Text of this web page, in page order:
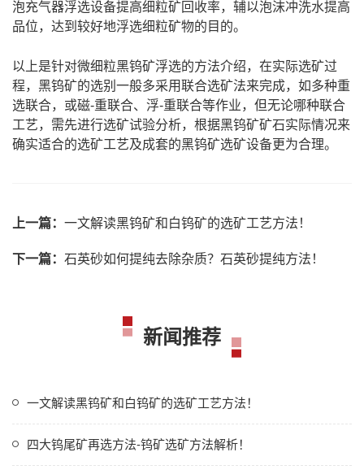
泡充气器浮选设备提高细粒矿回收率，辅以泡沫冲洗水提高
品位，达到较好地浮选细粒矿物的目的。
以上是针对微细粒黑钨矿浮选的方法介绍，在实际选矿过
程，黑钨矿的选别一般多采用联合选矿法来完成，如多种重
选联合，或磁-重联合、浮-重联合等作业，但无论哪种联合
工艺，需先进行选矿试验分析，根据黑钨矿矿石实际情况来
确实适合的选矿工艺及成套的黑钨矿选矿设备更为合理。
上一篇： 一文解读黑钨矿和白钨矿的选矿工艺方法！
下一篇： 石英砂如何提纯去除杂质？石英砂提纯方法！
新闻推荐
一文解读黑钨矿和白钨矿的选矿工艺方法！
四大钨尾矿再选方法-钨矿选矿方法解析！